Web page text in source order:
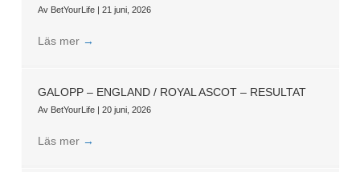
Av BetYourLife | 21 juni, 2026
Läs mer →
GALOPP – ENGLAND / ROYAL ASCOT – RESULTAT
Av BetYourLife | 20 juni, 2026
Läs mer →